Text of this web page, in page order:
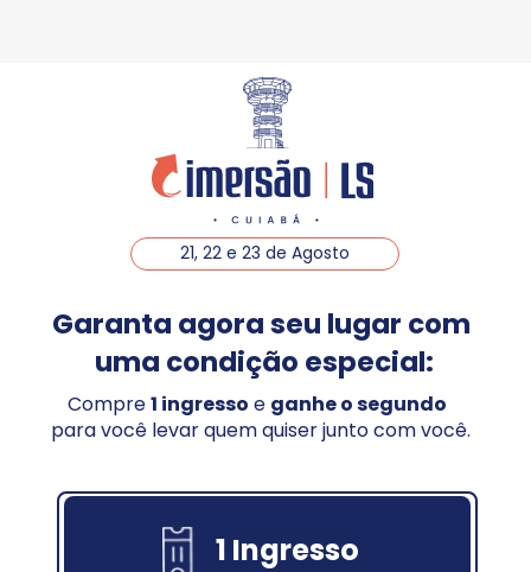
21, 22 e 23 de Agosto
Garanta agora seu lugar com
uma condição especial:
Compre 1 ingresso e ganhe o segundo
para você levar quem quiser junto com você.
1 Ingresso